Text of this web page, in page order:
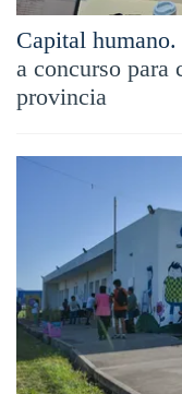
Capital humano.
a concurso para
provincia